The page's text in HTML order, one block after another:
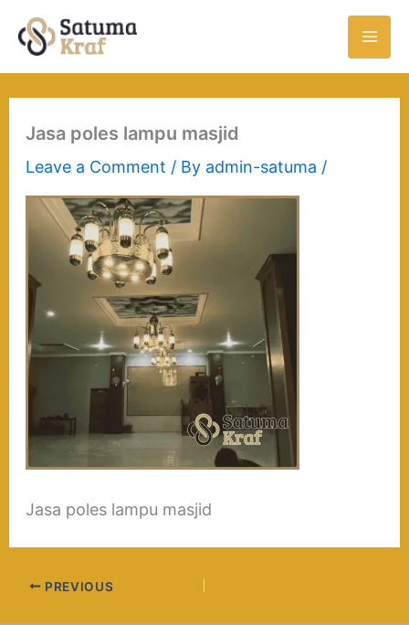
Jasa poles lampu masjid
Leave a Comment / By admin-satuma /
Jasa poles lampu masjid
PREVIOUS